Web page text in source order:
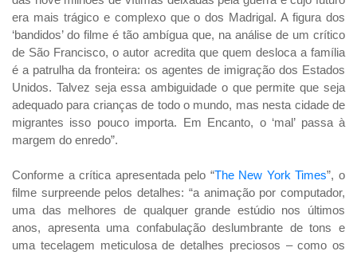
era mais trágico e complexo que o dos Madrigal. A figura dos
‘bandidos’ do filme é tão ambígua que, na análise de um crítico
de São Francisco, o autor acredita que quem desloca a família
é a patrulha da fronteira: os agentes de imigração dos Estados
Unidos. Talvez seja essa ambiguidade o que permite que seja
adequado para crianças de todo o mundo, mas nesta cidade de
migrantes isso pouco importa. Em Encanto, o ‘mal’ passa à
margem do enredo”.
Conforme a crítica apresentada pelo “The New York Times”, o
filme surpreende pelos detalhes: “a animação por computador,
uma das melhores de qualquer grande estúdio nos últimos
anos, apresenta uma confabulação deslumbrante de tons e
uma tecelagem meticulosa de detalhes preciosos – como os